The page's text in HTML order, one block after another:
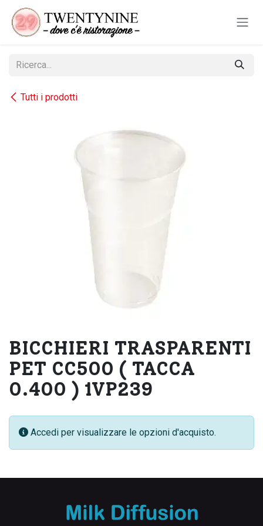
Passa al contenuto
Tutti i prodotti
BICCHIERI TRASPARENTI
PET CC500 ( TACCA
0.400 ) 1VP239
Accedi per visualizzare le opzioni d'acquisto.